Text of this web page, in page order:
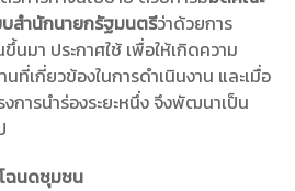
บสำนักนายกรัฐมนตรีว่าด้วยการ
มา ประกาศใช้ เพื่อให้เกิดความ
ที่เกี่ยวข้องในการดำเนินงาน และเมื่อ
การนำร่องระยะหนึ่ง จึงพัฒนาเป็น
ฉนดชุมชน